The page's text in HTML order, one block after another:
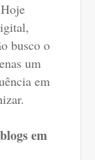
busco o
um
em
em